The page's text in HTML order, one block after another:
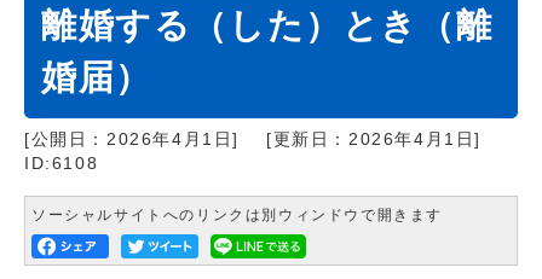
離婚する（した）とき（離
婚届）
[公開日： 2026年4月1日] [更新日： 2026年4月1日]
ID:6108
ソーシャルサイトへのリンクは別ウィンドウで開きます